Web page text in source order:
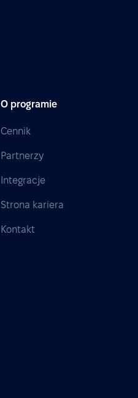
O programie
Cennik
Partnerzy
Integracje
Strona kariera
Kontakt